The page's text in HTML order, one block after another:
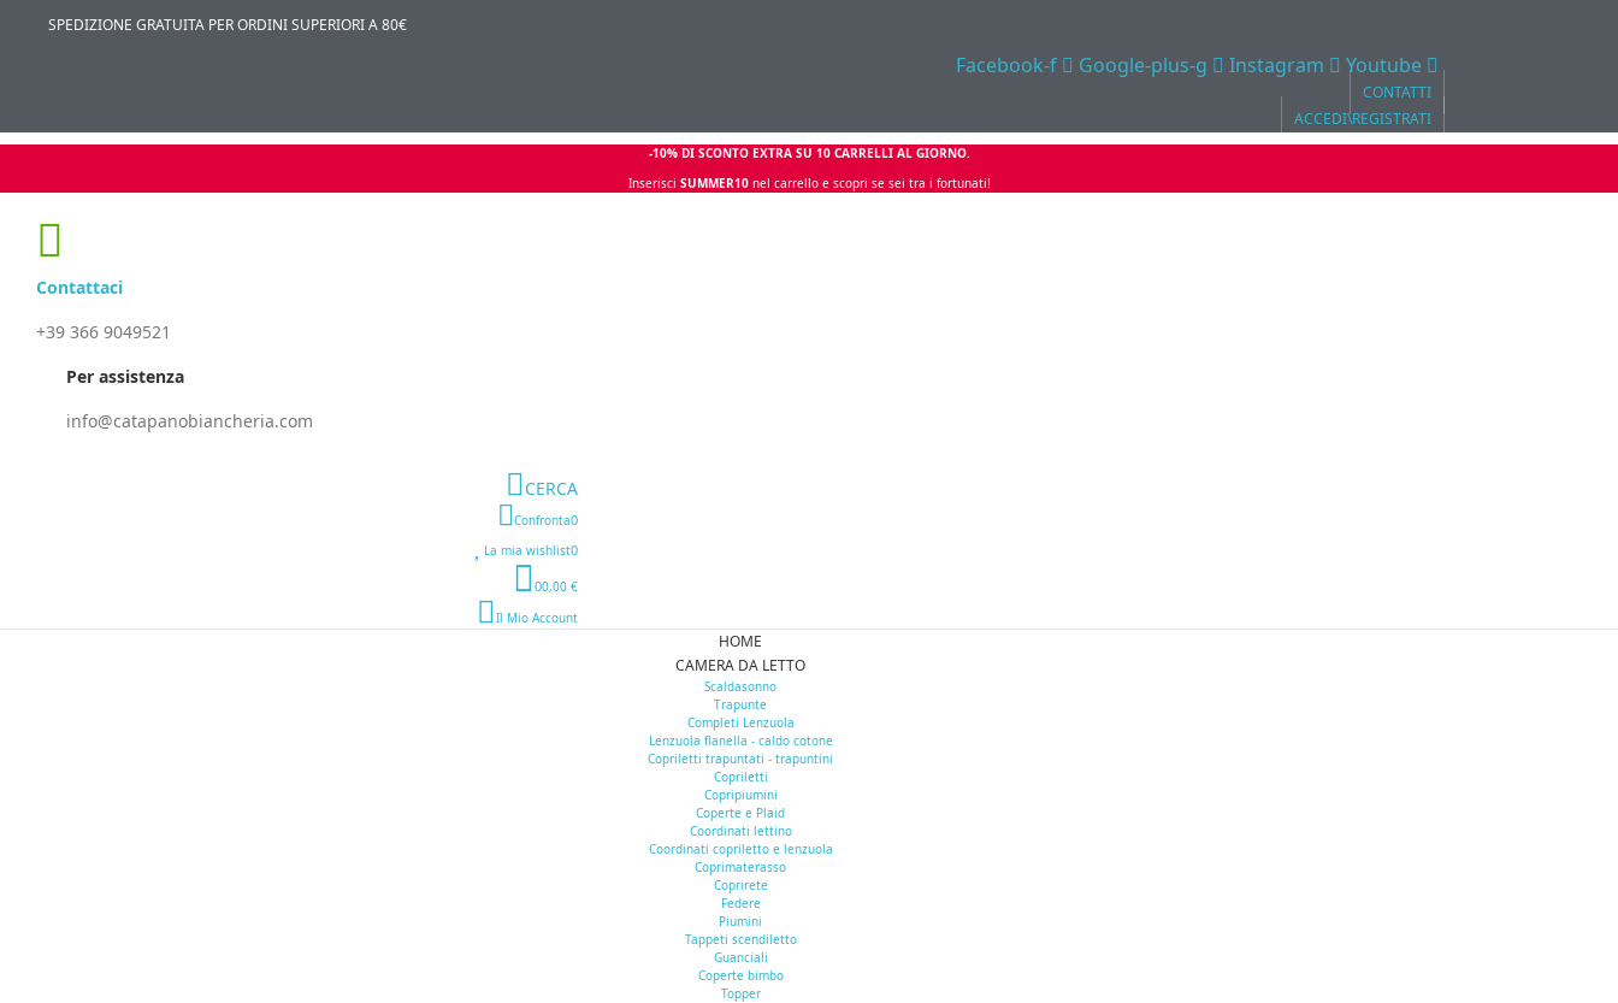
SPEDIZIONE GRATUITA PER ORDINI SUPERIORI A 80€
Facebook-f Google-plus-g Instagram Youtube
CONTATTI
ACCEDI\REGISTRATI
-10% DI SCONTO EXTRA SU 10 CARRELLI AL GIORNO.
Inserisci SUMMER10 nel carrello e scopri se sei tra i fortunati!
Contattaci
+39 366 9049521
Per assistenza
info@catapanobiancheria.com
CERCA
Confronta0
La mia wishlist0
00,00 €
Il Mio Account
HOME
CAMERA DA LETTO
Scaldasonno
Trapunte
Completi Lenzuola
Lenzuola flanella - caldo cotone
Copriletti trapuntati - trapuntini
Copriletti
Copripiumini
Coperte e Plaid
Coordinati lettino
Coordinati copriletto e lenzuola
Coprimaterasso
Coprirete
Federe
Piumini
Tappeti scendiletto
Guanciali
Coperte bimbo
Topper